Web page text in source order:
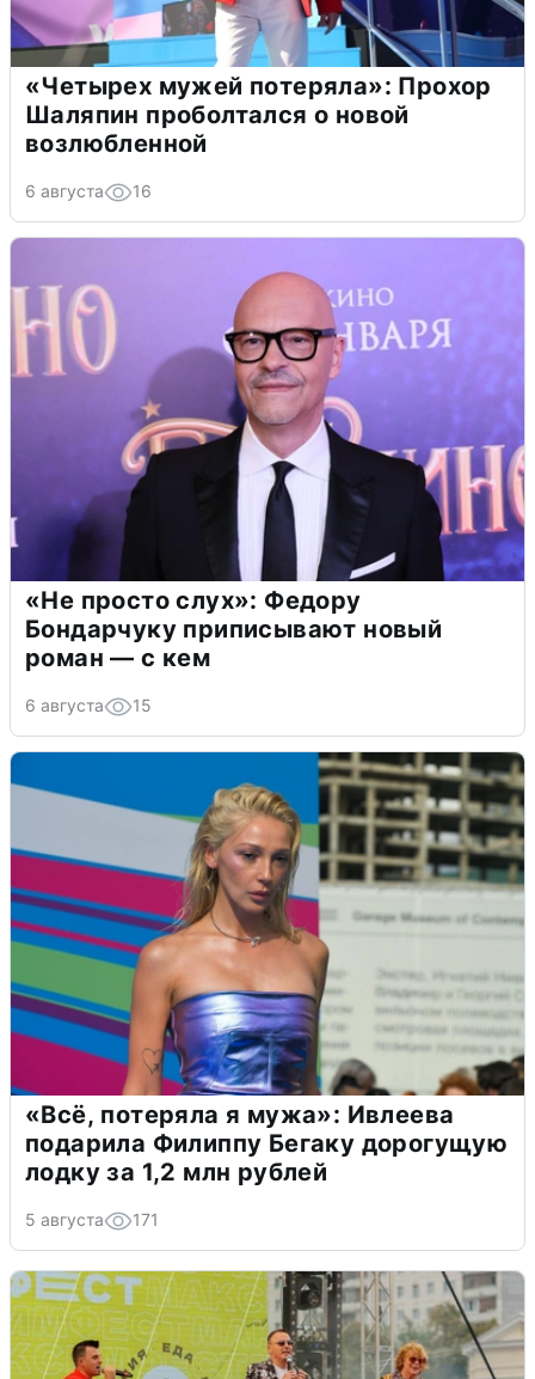
«Четырех мужей потеряла»: Прохор
Шаляпин проболтался о новой
возлюбленной
6 августа 16
«Не просто слух»: Федору
Бондарчуку приписывают новый
роман — с кем
6 августа 15
«Всё, потеряла я мужа»: Ивлеева
подарила Филиппу Бегаку дорогущую
лодку за 1,2 млн рублей
5 августа 171